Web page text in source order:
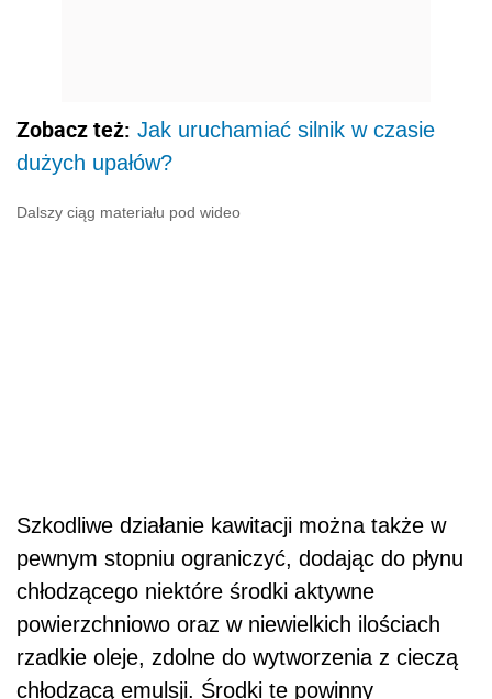
Zobacz też: Jak uruchamiać silnik w czasie
dużych upałów?
Dalszy ciąg materiału pod wideo
Szkodliwe działanie kawitacji można także w
pewnym stopniu ograniczyć, dodając do płynu
chłodzącego niektóre środki aktywne
powierzchniowo oraz w niewielkich ilościach
rzadkie oleje, zdolne do wytworzenia z cieczą
chłodzącą emulsji. Środki te powinny